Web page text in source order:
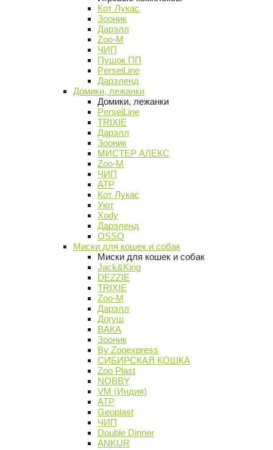
Кот Лукас
Зооник
Дарэлл
Zoo-M
ЧИП
Пушок ПП
PerseiLine
Дарэленд
Домики, лежанки
Домики, лежанки
PerseiLine
TRIXIE
Дарэлл
Зооник
МИСТЕР АЛЕКС
Zoo-M
ЧИП
АТР
Кот Лукас
Уют
Xody
Дарэленд
OSSO
Миски для кошек и собак
Миски для кошек и собак
Jack&King
DEZZIE
TRIXIE
Zoo-M
Дарэлл
Догуш
ВАКА
Зооник
By Zooexpress
СИБИРСКАЯ КОШКА
Zoo Plast
NOBBY
VM (Индия)
АТР
Geoplast
ЧИП
Double Dinner
ANKUR